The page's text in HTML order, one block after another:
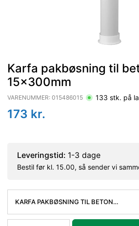
Karfa pakbøsning til
15x300mm
VARENUMMER: 015486015 133 stk. på
173 kr.
Leveringstid: 1-3 dage
Bestil før kl. 15.00, så sender vi
KARFA PAKBØSNING TIL BETON